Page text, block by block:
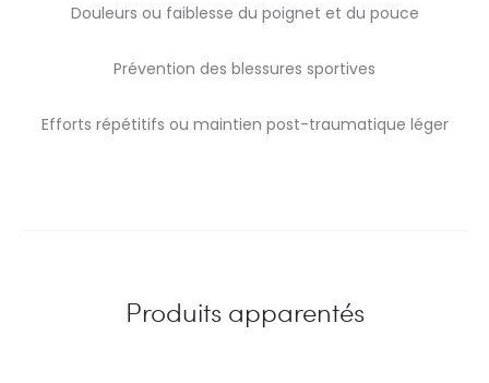
Douleurs ou faiblesse du poignet et du pouce
Prévention des blessures sportives
Efforts répétitifs ou maintien post-traumatique léger
Produits apparentés